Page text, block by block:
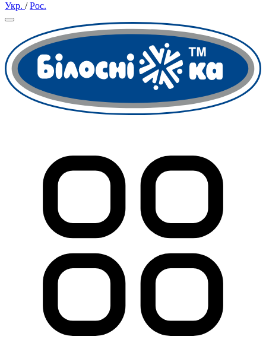
Укр. /Рос.